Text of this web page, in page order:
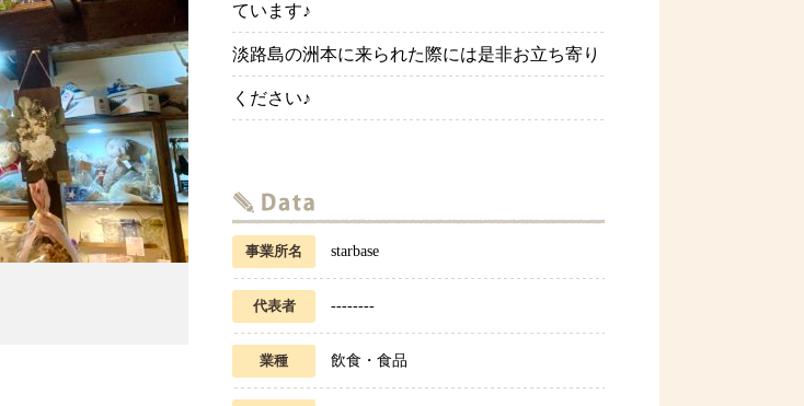
ています♪
淡路島の洲本に来られた際には是非お立ち寄り
ください♪
事業所名 starbase
代表者 --------
業種 飲食・食品